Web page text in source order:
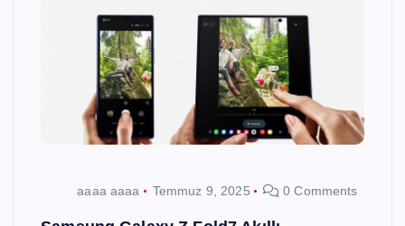
aaaa aaaa Temmuz 9, 2025 0 Comments